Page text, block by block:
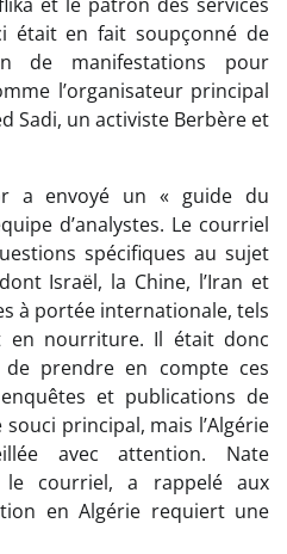
était en fait soupçonné de
de manifestations pour
l’organisateur principal
Sadi, un activiste Berbère et
a envoyé un « guide du
d’analystes. Le courriel
spécifiques au sujet
Israël, la Chine, l’Iran et
à portée internationale, tels
en nourriture. Il était donc
de prendre en compte ces
et publications de
principal, mais l’Algérie
avec attention. Nate
courriel, a rappelé aux
en Algérie requiert une